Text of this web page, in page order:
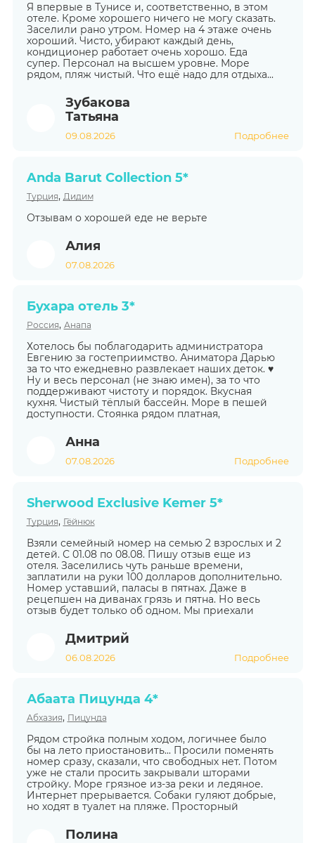
Я впервые в Тунисе и, соответственно, в этом
отеле. Кроме хорошего ничего не могу сказать.
Заселили рано утром. Номер на 4 этаже очень
хороший. Чисто, убирают каждый день,
кондиционер работает очень хорошо. Еда
супер. Персонал на высшем уровне. Море
рядом, пляж чистый. Что ещё надо для отдыха...
Зубакова
Татьяна
09.08.2026 Подробнее
Anda Barut Collection 5*
Турция, Дидим
Отзывам о хорошей еде не верьте
Алия
07.08.2026
Бухара отель 3*
Россия, Анапа
Хотелось бы поблагодарить администратора
Евгению за гостеприимство. Аниматора Дарью
за то что ежедневно развлекает наших деток. ♥️
Ну и весь персонал (не знаю имен), за то что
поддерживают чистоту и порядок. Вкусная
кухня. Чистый тёплый бассейн. Море в пешей
доступности. Стоянка рядом платная,
Анна
07.08.2026 Подробнее
Sherwood Exclusive Kemer 5*
Турция, Гёйнюк
Взяли семейный номер на семью 2 взрослых и 2
детей. С 01.08 по 08.08. Пишу отзыв еще из
отеля. Заселились чуть раньше времени,
заплатили на руки 100 долларов дополнительно.
Номер уставший, паласы в пятнах. Даже в
рецепшен на диванах грязь и пятна. Но весь
отзыв будет только об одном. Мы приехали
Дмитрий
06.08.2026 Подробнее
Абаата Пицунда 4*
Абхазия, Пицунда
Рядом стройка полным ходом, логичнее было
бы на лето приостановить... Просили поменять
номер сразу, сказали, что свободных нет. Потом
уже не стали просить закрывали шторами
стройку. Море грязное из-за реки и ледяное.
Интернет прерывается. Собаки гуляют добрые,
но ходят в туалет на пляже. Просторный
Полина